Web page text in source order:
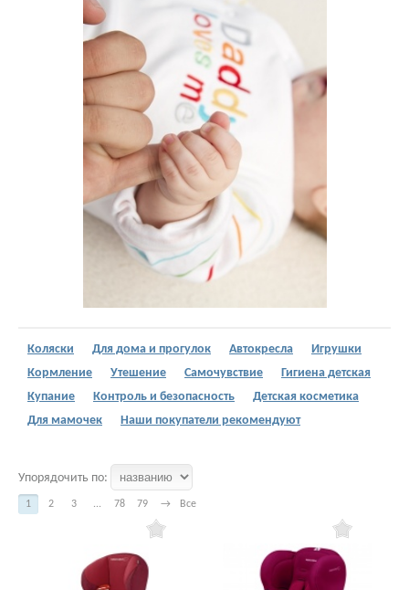
Коляски Для дома и прогулок Автокресла
Игрушки
Кормление
Утешение Самочувствие
Гигиена детская
Купание
Контроль и безопасность
Детская косметика
Для мамочек
Наши покупатели рекомендуют
Упорядочить по:
1 2 3 ... 78 79 → Все